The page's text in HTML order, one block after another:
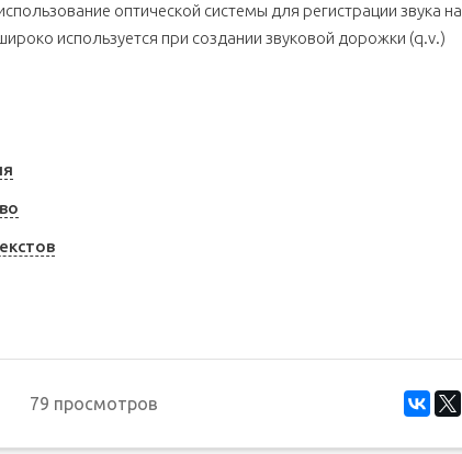
оптической системы для регистрации звука на
используется при создании звуковой дорожки (q.v.)
79 просмотров